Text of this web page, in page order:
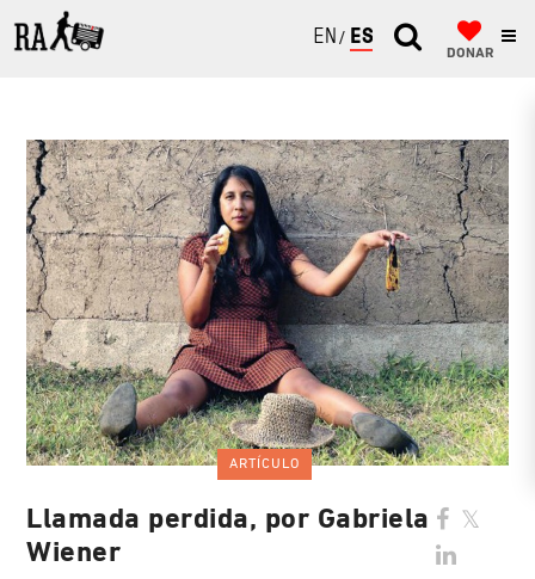
ENGLISH
ESPAÑOL
DONAR
ARTÍCULO
Llamada perdida, por Gabriela
Wiener